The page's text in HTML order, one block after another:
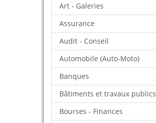
Art - Galeries
Assurance
Audit - Conseil
Automobile (Auto-Moto)
Banques
Bâtiments et travaux publics
Bourses - Finances